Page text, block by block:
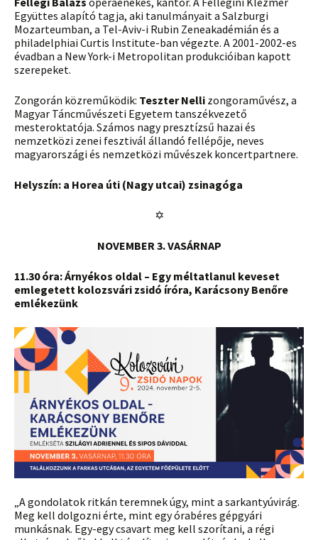
Együttes alapító tagja, aki tanulmányait a Salzburgi
Mozarteumban, a Tel-Aviv-i Rubin Zeneakadémián és a
philadelphiai Curtis Institute-ban végezte. A 2001-2002-es
évadban a New York-i Metropolitan produkcióiban kapott
szerepeket.
Zongorán közreműködik: Teszter Nelli zongoraművész, a
Magyar Táncművészeti Egyetem tanszékvezető
mesteroktatója. Számos nagy presztízsű hazai és
nemzetközi zenei fesztivál állandó fellépője, neves
magyarországi és nemzetközi művészek koncertpartnere.
Helyszín: a Horea úti (Nagy utcai) zsinagóga
✡
NOVEMBER 3. VASÁRNAP
11.30 óra: Árnyékos oldal – Egy méltatlanul keveset
emlegetett kolozsvári zsidó íróra, Karácsony Benőre
emlékezünk
„A gondolatok ritkán teremnek úgy, mint a sarkantyúvirág.
Meg kell dolgozni érte, mint egy órabéres gépgyári
munkásnak. Egy-egy csavart meg kell szorítani, a régi